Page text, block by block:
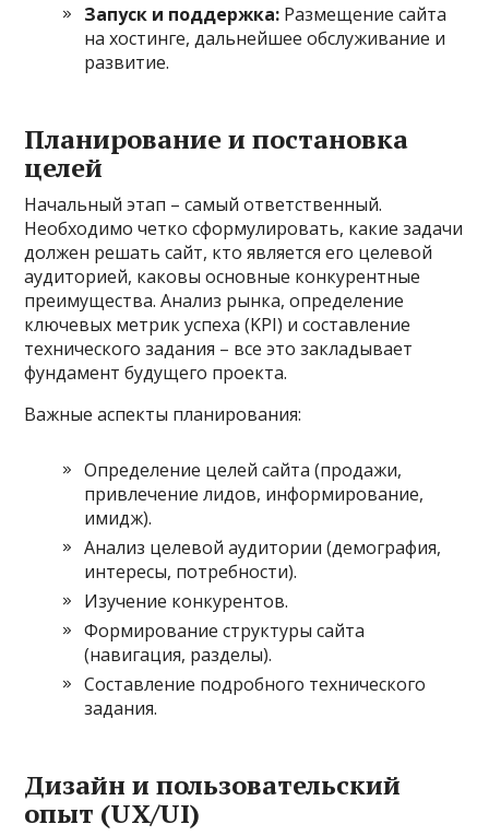
Запуск и поддержка: Размещение сайта
на хостинге, дальнейшее обслуживание и
развитие.
Планирование и постановка
целей
Начальный этап – самый ответственный.
Необходимо четко сформулировать, какие задачи
должен решать сайт, кто является его целевой
аудиторией, каковы основные конкурентные
преимущества. Анализ рынка, определение
ключевых метрик успеха (KPI) и составление
технического задания – все это закладывает
фундамент будущего проекта.
Важные аспекты планирования:
Определение целей сайта (продажи,
привлечение лидов, информирование,
имидж).
Анализ целевой аудитории (демография,
интересы, потребности).
Изучение конкурентов.
Формирование структуры сайта
(навигация, разделы).
Составление подробного технического
задания.
Дизайн и пользовательский
опыт (UX/UI)